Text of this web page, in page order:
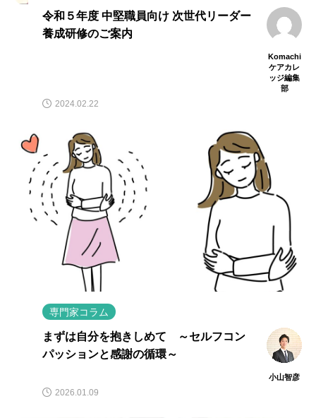
令和５年度 中堅職員向け 次世代リーダー
養成研修のご案内
Komachi
ケアカレ
ッジ編集
部
2024.02.22
専門家コラム
まずは自分を抱きしめて ～セルフコン
パッションと感謝の循環～
小山智彦
2026.01.09